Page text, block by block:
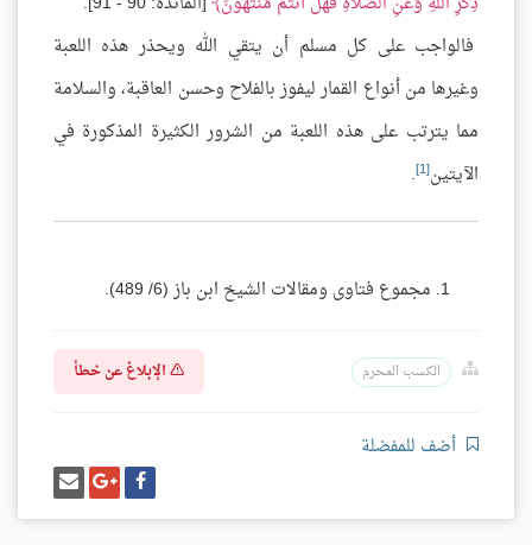
فالواجب على كل مسلم أن يتقي الله ويحذر هذه اللعبة
وغيرها من أنواع القمار ليفوز بالفلاح وحسن العاقبة، والسلامة
مما يترتب على هذه اللعبة من الشرور الكثيرة المذكورة في
الآيتين[1]
.
مجموع فتاوى ومقالات الشيخ ابن باز (6/ 489).
الكسب المحرم الإبلاغ عن خطأ
أضف للمفضلة
شارك
على
فيسبوك
شارك
على
غوغل
بلس
إرسل
إيميل